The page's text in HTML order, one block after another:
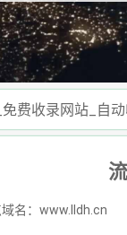
费收录网站_自
名：www.lldh.cn